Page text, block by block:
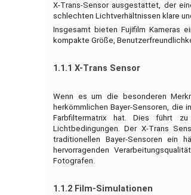
X-Trans-Sensor ausgestattet, der
schlechten Lichtverhältnissen klare
Insgesamt bieten Fujifilm Kameras
kompakte Größe,
1.1.1 X-Trans Sensor
Wenn es um die besonderen
herkömmlichen Bayer-Sensoren, die
Farbfiltermatrix hat. Dies führt zu
Lichtbedingungen. Der X-Trans
traditionellen Bayer-Sensoren ein
hervorragenden
Fotografen.
1.1.2 Film-Simulationen